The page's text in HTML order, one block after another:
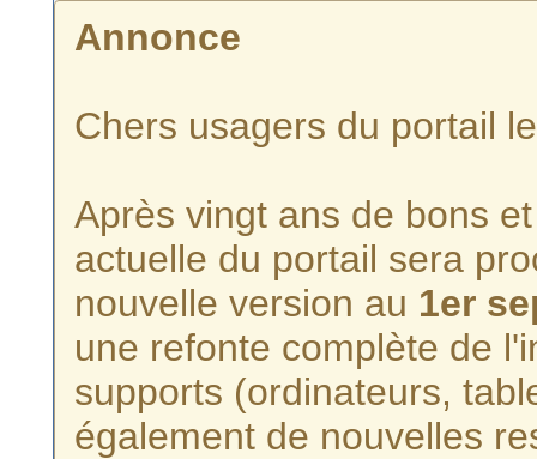
Annonce
Chers usagers du portail
Après vingt ans de bons
actuelle du portail sera
nouvelle version au 1er
une refonte complète de
supports (ordinateurs,
également de nouvelles